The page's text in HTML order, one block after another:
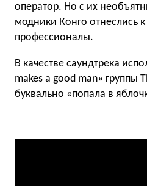
оператор. Но с их
модники Конго отнеслись
профессионалы.
В качестве саундтрека
makes a good man» группы
буквально «попала в